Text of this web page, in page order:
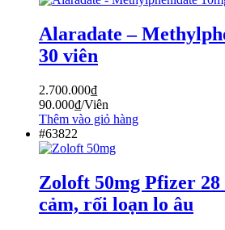
Alaradate –
30 viên
2.700.000₫
90.000₫/Viên
Thêm vào giỏ hàng
#63822
Zoloft 50mg Pfizer
cảm, rối loạn lo âu